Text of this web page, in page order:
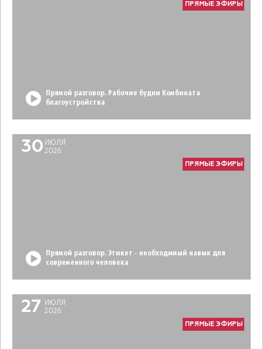
ПРЯМЫЕ ЭФИРЫ
Прямой разговор. Рабочие будни Комбината
благоустройства
30 ИЮЛЯ
2026
ПРЯМЫЕ ЭФИРЫ
Прямой разговор. Этикет - необходимый навык для
современного человека
27
ИЮЛЯ
2026
ПРЯМЫЕ ЭФИРЫ